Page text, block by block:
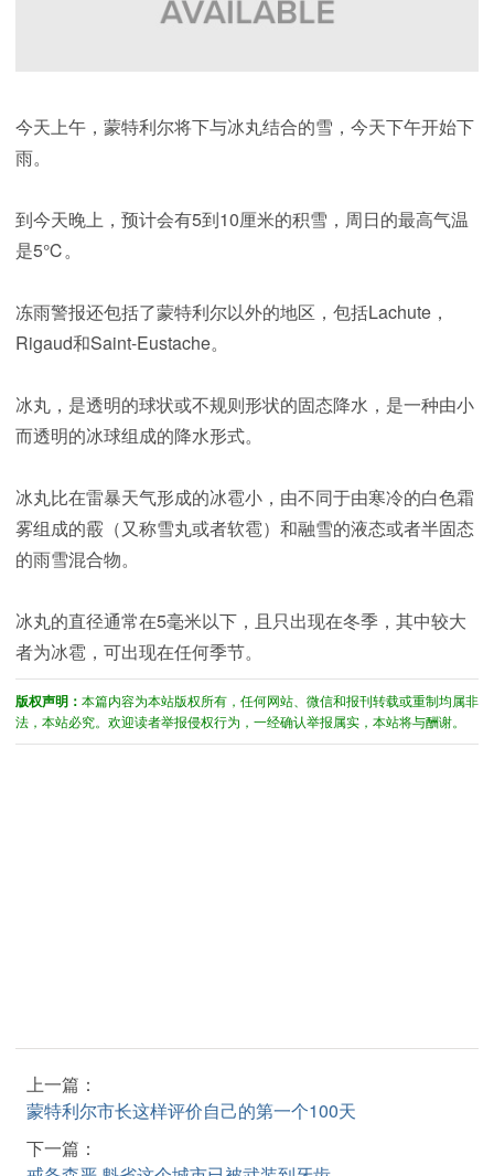
今天上午，蒙特利尔将下与冰丸结合的雪，今天下午开始下
雨。
到今天晚上，预计会有5到10厘米的积雪，周日的最高气温
是5℃。
冻雨警报还包括了蒙特利尔以外的地区，包括Lachute，
Rigaud和Saint-Eustache。
冰丸，是透明的球状或不规则形状的固态降水，是一种由小
而透明的冰球组成的降水形式。
冰丸比在雷暴天气形成的冰雹小，由不同于由寒冷的白色霜
雾组成的霰（又称雪丸或者软雹）和融雪的液态或者半固态
的雨雪混合物。
冰丸的直径通常在5毫米以下，且只出现在冬季，其中较大
者为冰雹，可出现在任何季节。
版权声明： 本篇内容为本站版权所有，任何网站、微信和报刊转载或重制均属非
法，本站必究。欢迎读者举报侵权行为，一经确认举报属实，本站将与酬谢。
上一篇：
蒙特利尔市长这样评价自己的第一个100天
下一篇：